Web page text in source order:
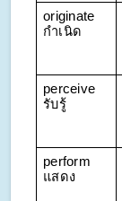
originate
กำเนิด
perceive
รับรู้
perform
แสดง